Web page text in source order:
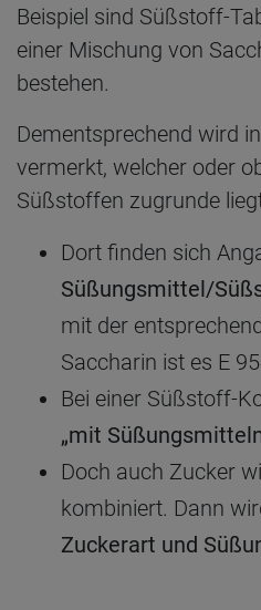
Beispiel sind Süßstoff-
einer Mischung von
bestehen.
Dementsprechend wird
vermerkt, welcher oder
Süßstoffen zugrunde
Dort finden sich
Süßungsmittel/
mit der
Saccharin ist es E
Bei einer Süßstoff-
„mit
Doch auch Zucker
kombiniert. Dann
Zuckerart und